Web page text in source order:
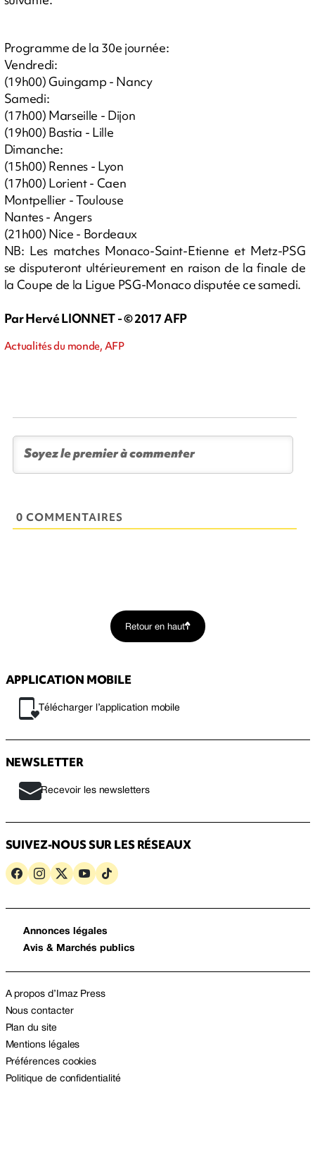
Programme de la 30e journée:
Vendredi:
(19h00) Guingamp - Nancy
Samedi:
(17h00) Marseille - Dijon
(19h00) Bastia - Lille
Dimanche:
(15h00) Rennes - Lyon
(17h00) Lorient - Caen
Montpellier - Toulouse
Nantes - Angers
(21h00) Nice - Bordeaux
NB: Les matches Monaco-Saint-Etienne et Metz-PSG
se disputeront ultérieurement en raison de la finale de
la Coupe de la Ligue PSG-Monaco disputée ce samedi.
Par Hervé LIONNET - © 2017 AFP
Actualités du monde, AFP
0 COMMENTAIRES
Retour en haut
APPLICATION MOBILE
Télécharger l’application mobile
NEWSLETTER
Recevoir les newsletters
SUIVEZ-NOUS SUR LES RÉSEAUX
Annonces légales
Avis & Marchés publics
A propos d’Imaz Press
Nous contacter
Plan du site
Mentions légales
Préférences cookies
Politique de confidentialité